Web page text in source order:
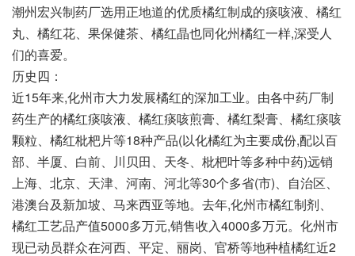
潮州宏兴制药厂选用正地道的优质橘红制成的痰咳液、橘红
丸、橘红花、果保健茶、橘红晶也同化州橘红一样,深受人
们的喜爱。
历史四：
近15年来,化州市大力发展橘红的深加工业。由各中药厂制
药生产的橘红痰咳液、橘红痰咳煎膏、橘红梨膏、橘红痰咳
颗粒、橘红枇杷片等18种产品(以化橘红为主要成份,配以百
部、半厦、白前、川贝田、天冬、枇杷叶等多种中药)远销
上海、北京、天津、河南、河北等30个多省(市)、自治区、
港澳台及新加坡、马来西亚等地。去年,化州市橘红制剂、
橘红工艺品产值5000多万元,销售收入4000多万元。化州市
现已动员群众在河西、平定、丽岗、官桥等地种植橘红近2